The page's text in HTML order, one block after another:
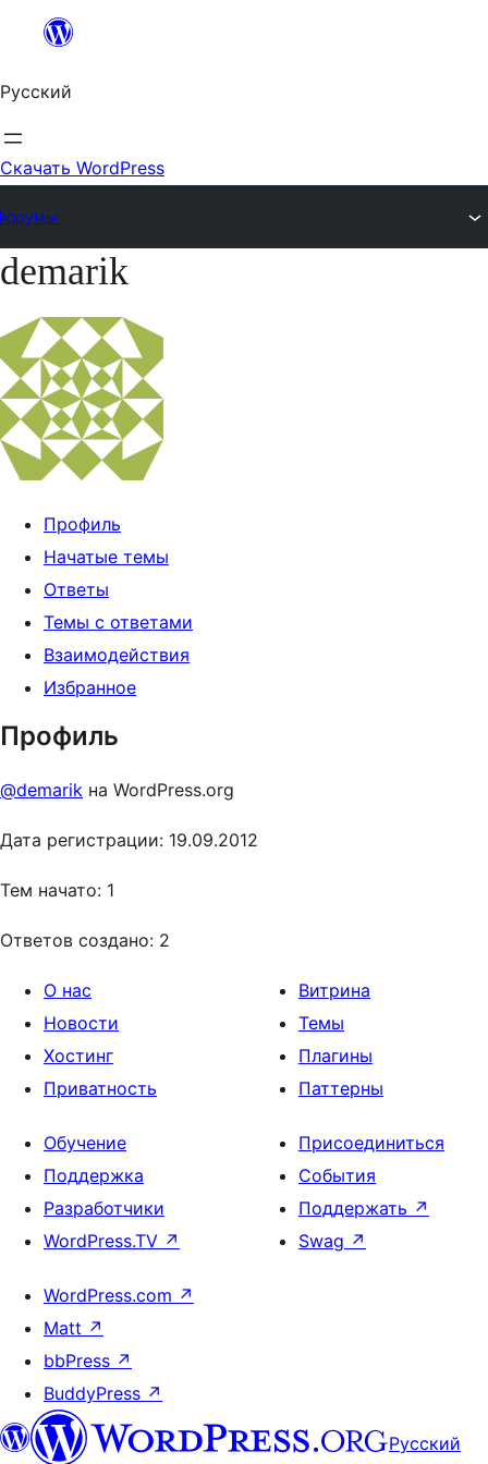
Перейти
содержимому
Русский
Скачать WordPress
Перейти
содержимому
demarik
Профиль
Начатые темы
Ответы
Темы с ответами
Взаимодействия
Избранное
Профиль
@demarik на WordPress.org
Дата регистрации: 19.09.2012
Тем начато: 1
Ответов создано: 2
О нас
Новости
Хостинг
Приватность
Витрина
Темы
Плагины
Паттерны
Обучение
Поддержка
Разработчики
WordPress.TV ↗
Присоединиться
События
Поддержать ↗
Swag ↗
WordPress.com ↗
Matt ↗
bbPress ↗
BuddyPress ↗
Русский